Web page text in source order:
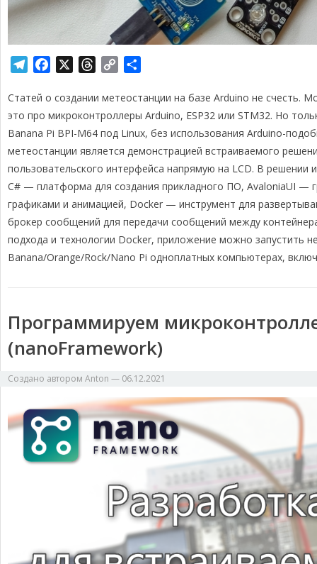
l
e
g
r
a
m
c
e
b
o
o
k
r
e
a
d
s
p
y
L
i
n
k
п
р
а
в
и
т
ь
Статей о создании метеостанции на базе Arduino не счесть.
это про микроконтроллеры Arduino, ESP32 или STM32. Но
Banana Pi BPI-M64 под Linux, без использования Arduino-
метеостанции является демонстрацией встраиваемого
пользовательского интерфейса напрямую на LCD. В решении
C# — платформа для создания прикладного ПО, AvaloniaUI —
графиками и анимацией, Docker — инструмент для
брокер сообщений для передачи сообщений между
подхода и технологии Docker, приложение можно запустить
Banana/Orange/Rock/Nano Pi одноплатных компьютерах,
Программируем
(nanoFramework)
Создано автором Anton — 06.12.2021